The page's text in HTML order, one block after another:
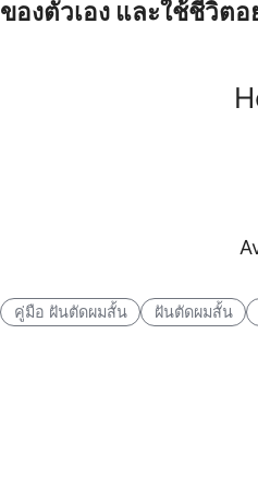
ของตัวเอง และใช้ชีวิต
คู่มือ ฝันตัดผมสั้น ฝันตัดผมสั้น